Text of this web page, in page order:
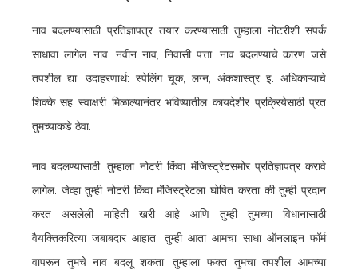
नाव बदलण्यासाठी प्रतिज्ञापत्र तयार करण्यासाठी तुम्हाला नोटरीशी संपर्क
साधावा लागेल. नाव, नवीन नाव, निवासी पत्ता, नाव बदलण्याचे कारण जसे
तपशील द्या, उदाहरणार्थ: स्पेलिंग चूक, लग्न, अंकशास्त्र इ. अधिकाऱ्याचे
शिक्के सह स्वाक्षरी मिळाल्यानंतर भविष्यातील कायदेशीर प्रक्रियेसाठी प्रत
तुमच्याकडे ठेवा.
नाव बदलण्यासाठी, तुम्हाला नोटरी किंवा मॅजिस्ट्रेटसमोर प्रतिज्ञापत्र करावे
लागेल. जेव्हा तुम्ही नोटरी किंवा मॅजिस्ट्रेटला घोषित करता की तुम्ही प्रदान
करत असलेली माहिती खरी आहे आणि तुम्ही तुमच्या विधानासाठी
वैयक्तिकरित्या जबाबदार आहात. तुम्ही आता आमचा साधा ऑनलाइन फॉर्म
वापरून तुमचे नाव बदलू शकता. तुम्हाला फक्त तुमचा तपशील आमच्या